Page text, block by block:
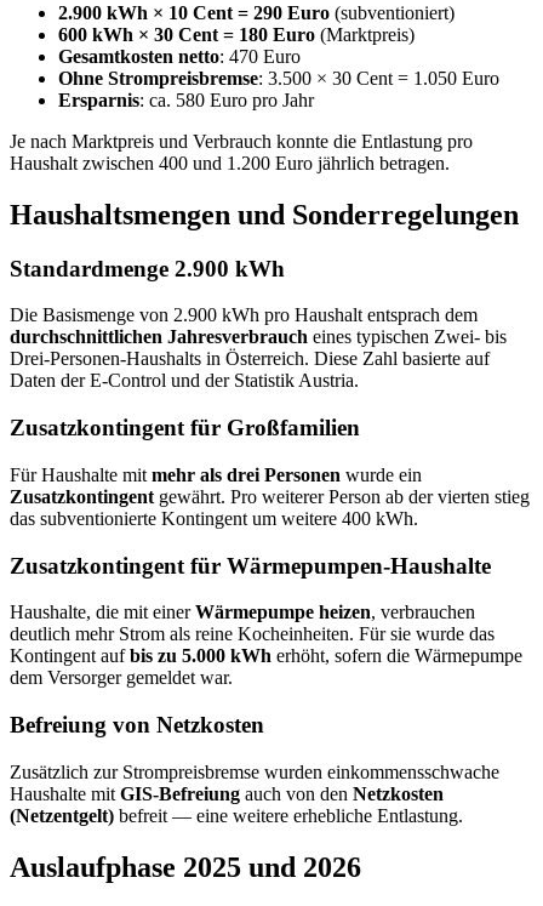
2.900 kWh × 10 Cent = 290 Euro (subventioniert)
600 kWh × 30 Cent = 180 Euro (Marktpreis)
Gesamtkosten netto: 470 Euro
Ohne Strompreisbremse: 3.500 × 30 Cent = 1.050 Euro
Ersparnis: ca. 580 Euro pro Jahr
Je nach Marktpreis und Verbrauch konnte die Entlastung pro
Haushalt zwischen 400 und 1.200 Euro jährlich betragen.
Haushaltsmengen und Sonderregelungen
Standardmenge 2.900 kWh
Die Basismenge von 2.900 kWh pro Haushalt entsprach dem
durchschnittlichen Jahresverbrauch eines typischen Zwei- bis
Drei-Personen-Haushalts in Österreich. Diese Zahl basierte auf
Daten der E-Control und der Statistik Austria.
Zusatzkontingent für Großfamilien
Für Haushalte mit mehr als drei Personen wurde ein
Zusatzkontingent gewährt. Pro weiterer Person ab der vierten stieg
das subventionierte Kontingent um weitere 400 kWh.
Zusatzkontingent für Wärmepumpen-Haushalte
Haushalte, die mit einerWärmepumpe heizen, verbrauchen
deutlich mehr Strom als reine Kocheinheiten. Für sie wurde das
Kontingent aufbis zu 5.000 kWh erhöht, sofern die Wärmepumpe
dem Versorger gemeldet war.
Befreiung von Netzkosten
Zusätzlich zur Strompreisbremse wurden einkommensschwache
Haushalte mit GIS-Befreiung auch von den Netzkosten
(Netzentgelt) befreit — eine weitere erhebliche Entlastung.
Auslaufphase 2025 und 2026